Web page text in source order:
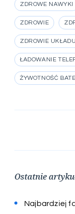
ZDROWE NAWYKI
ZDROWIE
ZDROWIE
ŁADOWANIE
ŻYWOTNOŚĆ
Ostatnie
Najbardziej